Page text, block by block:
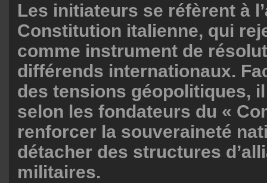
Les initiateurs se réfèrent à
Constitution italienne, qui
comme instrument de
différends internationaux.
des tensions géopolitiques,
selon les fondateurs du «
renforcer la souveraineté
détacher des structures
militaires.